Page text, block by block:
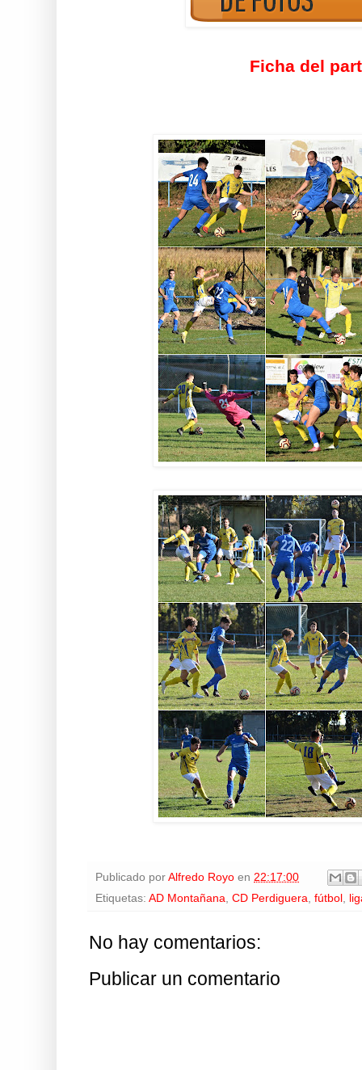
Ficha del
Publicado por Alfredo Royo en 22:17:00
Etiquetas: AD Montañana, CD Perdiguera, fútbol ,
No hay comentarios:
Publicar un comentario